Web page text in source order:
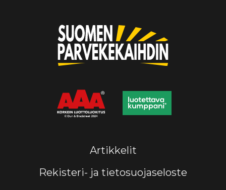
Artikkelit
Rekisteri- ja tietosuojaseloste